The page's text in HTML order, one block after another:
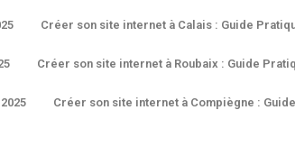
Créer son site internet à Calais : Guide
Créer son site internet à Roubaix : Guide
Créer son site internet à Compiègne :